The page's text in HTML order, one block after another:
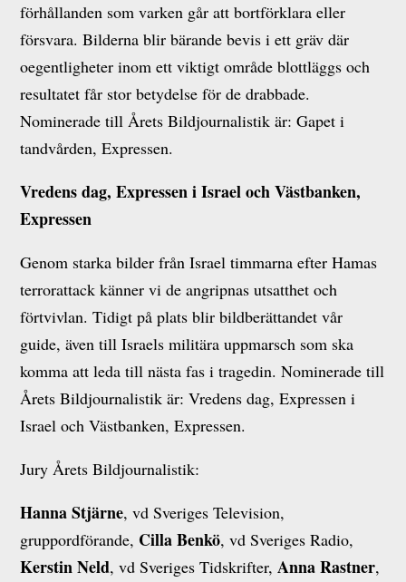
förhållanden som varken går att bortförklara eller
försvara. Bilderna blir bärande bevis i ett gräv där
oegentligheter inom ett viktigt område blottläggs och
resultatet får stor betydelse för de drabbade.
Nominerade till Årets Bildjournalistik är: Gapet i
tandvården, Expressen.
Vredens dag, Expressen i Israel och Västbanken,
Expressen
Genom starka bilder från Israel timmarna efter Hamas
terrorattack känner vi de angripnas utsatthet och
förtvivlan. Tidigt på plats blir bildberättandet vår
guide, även till Israels militära uppmarsch som ska
komma att leda till nästa fas i tragedin. Nominerade till
Årets Bildjournalistik är: Vredens dag, Expressen i
Israel och Västbanken, Expressen.
Jury Årets Bildjournalistik:
Hanna Stjärne, vd Sveriges Television,
gruppordförande, Cilla Benkö, vd Sveriges Radio,
Kerstin Neld, vd Sveriges Tidskrifter,Anna Rastner,